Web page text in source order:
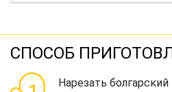
СПОСОБ
Нарезать